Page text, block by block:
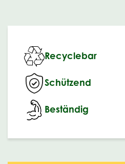
Recyclebar
Schützend
Beständig